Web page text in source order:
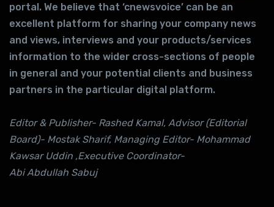
portal. We believe that ‘cnewsvoice’ can be an
excellent platform for sharing your company news
and views, interviews and your products/services
information to the wider cross-sections of people
in general and your potential clients and business
partners in the particular digital platform.
Editor & Publisher- Rashed Kamal, Advisor (Editorial
Board)- Mostak Sharif, Managing Editor- Mohammad
Kawsar Uddin ,Executive Coordinator-
Abi Abdullah Sabuj